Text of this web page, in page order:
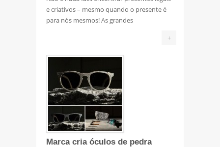
e criativos – mesmo quando o presente é
para nós mesmos! As grandes
+
Marca cria óculos de pedra